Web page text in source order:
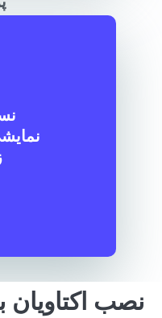
نصب اکتاویان